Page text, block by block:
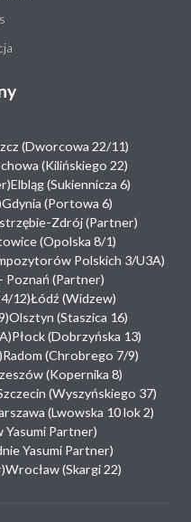
(Dworcowa 22/11)
(Kilińskiego 22)
Elbląg (Sukiennicza 6)
Gdynia (Portowa 6)
Zdrój (Partner)
(Opolska 8/1)
Polskich 3/U3A)
Poznań (Partner)
12)Łódź (Widzew)
Olsztyn (Staszica 16)
Płock (Dobrzyńska 13)
Radom (Chrobrego 7/9)
(Kopernika 8)
(Wyszyńskiego 37)
(Lwowska 10 lok 2)
Partner)
Yasumi Partner)
Wrocław (Skargi 22)